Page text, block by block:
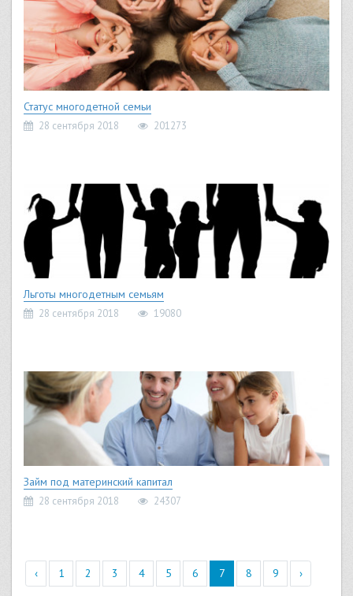
Статус многодетной семьи
28 сентября 2018 201273
Льготы многодетным семьям
28 сентября 2018 19080
Займ под материнский капитал
28 сентября 2018 24307
‹ 1 2 3 4 5 6 7 8 9 ›